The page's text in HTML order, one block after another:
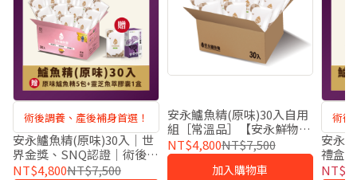
術後調養、產後補身首選！
安永鱸魚精(原味)30入｜世
界金獎、SNQ認證｜術後營
養、孕期產後補給｜宅配
NT$4,800NT$7,500
安永鱸魚精(原味)30入自用
組［常溫品］【安永鮮物門
市自取】
NT$4,800NT$7,500
加入購物車
術後
安永
禮盒
｜小